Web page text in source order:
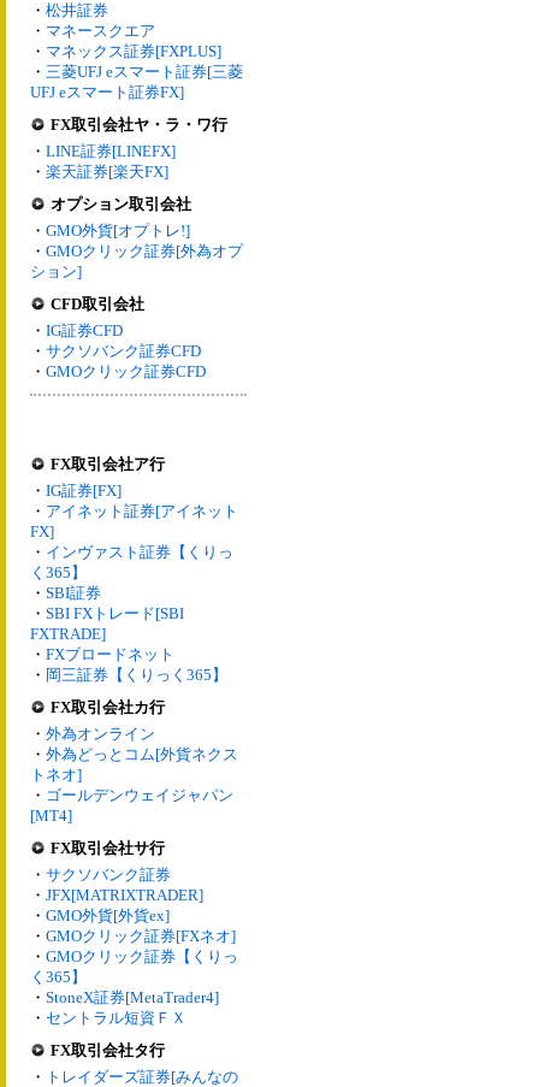
・ 松井証券
・ マネースクエア
・ マネックス証券[FXPLUS]
・ 三菱UFJ eスマート証券[三菱
UFJ eスマート証券FX]
FX取引会社ヤ・ラ・ワ行
・ LINE証券[LINEFX]
・ 楽天証券[楽天FX]
オプション取引会社
・ GMO外貨[オプトレ!]
・ GMOクリック証券[外為オプ
ション]
CFD取引会社
・ IG証券CFD
・ サクソバンク証券CFD
・ GMOクリック証券CFD
FX取引会社ア行
・ IG証券[FX]
・ アイネット証券[アイネット
FX]
・ インヴァスト証券【くりっ
く365】
・ SBI証券
・ SBI FXトレード[SBI
FXTRADE]
・ FXブロードネット
・ 岡三証券【くりっく365】
FX取引会社カ行
・ 外為オンライン
・ 外為どっとコム[外貨ネクス
トネオ]
・ ゴールデンウェイジャパン
[MT4]
FX取引会社サ行
・ サクソバンク証券
・ JFX[MATRIXTRADER]
・ GMO外貨[外貨ex]
・ GMOクリック証券[FXネオ]
・ GMOクリック証券【くりっ
く365】
・ StoneX証券[MetaTrader4]
・ セントラル短資ＦＸ
FX取引会社タ行
・ トレイダーズ証券[みんなの